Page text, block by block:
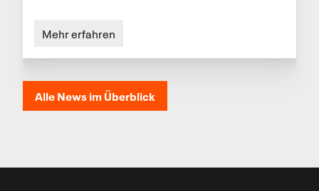
Mehr erfahren
Alle News im Überblick